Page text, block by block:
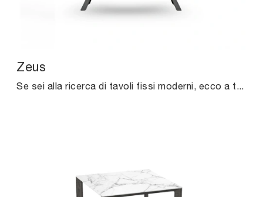
Zeus
Se sei alla ricerca di tavoli fissi moderni, ecco a te il modello da pranzo in legno Zeus della marca Midj.